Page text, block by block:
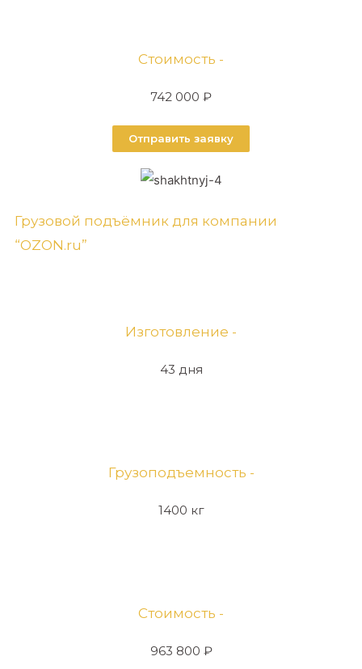
Стоимость -
742 000 ₽
Отправить заявку
Грузовой подъёмник для компании
“OZON.ru”
Изготовление -
43 дня
Грузоподъемность -
1400 кг
Стоимость -
963 800 ₽